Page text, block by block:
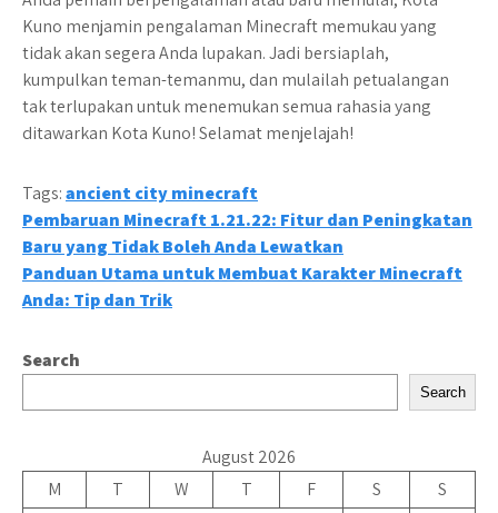
Kuno menjamin pengalaman Minecraft memukau yang
tidak akan segera Anda lupakan. Jadi bersiaplah,
kumpulkan teman-temanmu, dan mulailah petualangan
tak terlupakan untuk menemukan semua rahasia yang
ditawarkan Kota Kuno! Selamat menjelajah!
Tags:ancient city minecraft
Post
navigation
Pembaruan Minecraft 1.21.22: Fitur dan Peningkatan
Baru yang Tidak Boleh Anda Lewatkan
Panduan Utama untuk Membuat Karakter Minecraft
Anda: Tip dan Trik
Search
Search
August 2026
M
T W T F S
S